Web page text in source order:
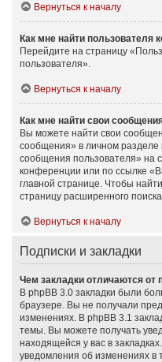
Вернуться к началу
Как мне найти пользователя
Перейдите на страницу
пользователя».
Вернуться к началу
Как мне найти свои
Вы можете найти свои
сообщения» в личном разделе
сообщения пользователя» на
конференции или по ссылке
главной странице. Чтобы
страницу расширенного
Вернуться к началу
Подписки и закладки
Чем закладки отличаются от
В phpBB 3.0 закладки были
браузере. Вы не получали
изменениях. В phpBB 3.1
темы. Вы можете получать
находящейся у вас в
уведомления об изменениях в